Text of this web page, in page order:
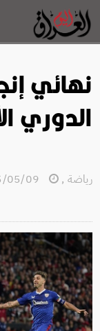
نهائي
الدوري
رياضة ,